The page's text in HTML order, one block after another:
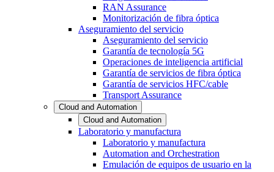
RAN Assurance
Monitorización de fibra óptica
Aseguramiento del servicio
Aseguramiento del servicio
Garantía de tecnología 5G
Operaciones de inteligencia artificial
Garantía de servicios de fibra óptica
Garantía de servicios HFC/cable
Transport Assurance
Cloud and Automation
Cloud and Automation
Laboratorio y manufactura
Laboratorio y manufactura
Automation and Orchestration
Emulación de equipos de usuario en la